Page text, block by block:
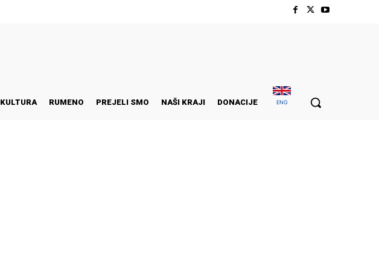
KULTURA RUMENO PREJELI SMO NAŠI KRAJI DONACIJE ENG